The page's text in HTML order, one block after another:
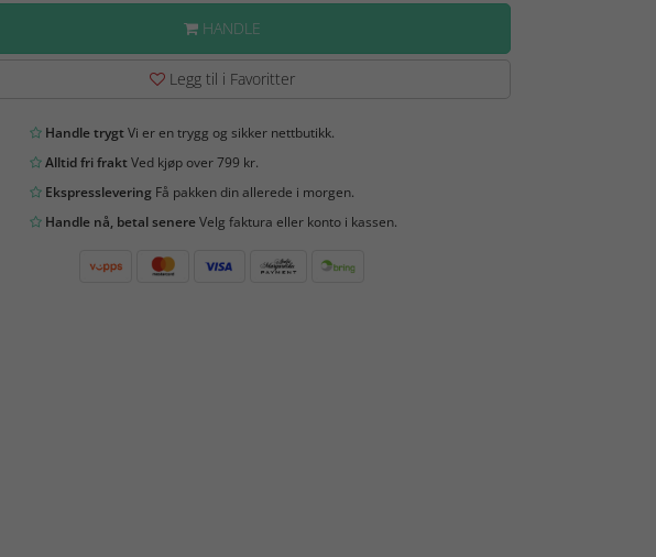
HANDLE
Legg til i Favoritter
Handle trygtVi er en trygg og sikker nettbutikk.
Alltid fri fraktVed kjøp over 799 kr.
EkspressleveringFå pakken din allerede i morgen.
Handle nå, betal senereVelg faktura eller konto i kassen.